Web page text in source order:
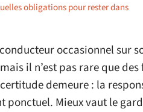
obligations pour rester dans
occasionnel sur
il n’est pas rare que
demeure : la
ponctuel. Mieux vaut le